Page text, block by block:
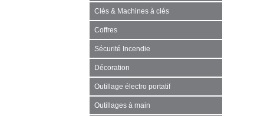
Clés & Machines à clés
Coffres
Sécurité Incendie
Décoration
Outillage électro portatif
Outillages à main